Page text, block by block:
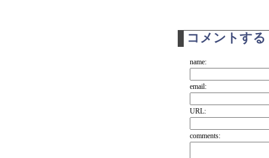
コメントする
name:
email:
URL:
comments: